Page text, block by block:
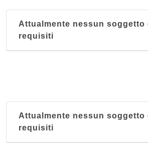
Al Pisacane
via Carlo Pisacane 85 - 87/r,
Attualmente nessun soggetto
requisiti
Attualmente nessun soggetto
requisiti